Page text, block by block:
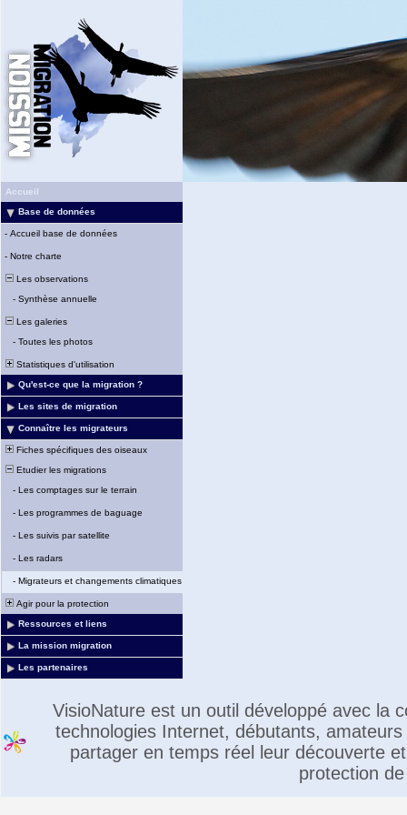
Accueil
Base de données
- Accueil base de données
- Notre charte
Les observations
- Synthèse annuelle
Les galeries
- Toutes les photos
Statistiques d'utilisation
Qu'est-ce que la migration ?
Les sites de migration
Connaître les migrateurs
Fiches spécifiques des oiseaux
Etudier les migrations
- Les comptages sur le terrain
- Les programmes de baguage
- Les suivis par satellite
- Les radars
- Migrateurs et changements climatiques
Agir pour la protection
Ressources et liens
La mission migration
Les partenaires
VisioNature est un outil développé avec la
technologies Internet, débutants,
partager en temps réel leur découverte
protection